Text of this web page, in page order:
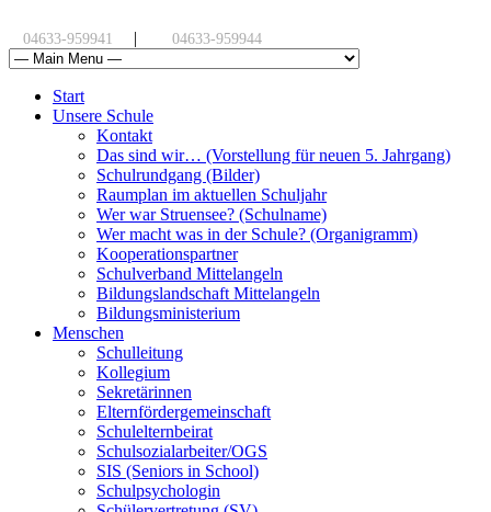
04633-959941 | 04633-959944
Start
Unsere Schule
Kontakt
Das sind wir… (Vorstellung für neuen 5. Jahrgang)
Schulrundgang (Bilder)
Raumplan im aktuellen Schuljahr
Wer war Struensee? (Schulname)
Wer macht was in der Schule? (Organigramm)
Kooperationspartner
Schulverband Mittelangeln
Bildungslandschaft Mittelangeln
Bildungsministerium
Menschen
Schulleitung
Kollegium
Sekretärinnen
Elternfördergemeinschaft
Schulelternbeirat
Schulsozialarbeiter/OGS
SIS (Seniors in School)
Schulpsychologin